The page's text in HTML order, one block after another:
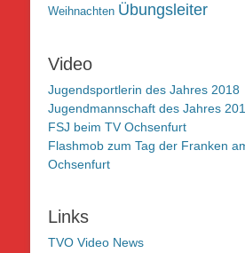
Weihnachten Übungsleiter
Video
Jugendsportlerin des Jahres 2018
Jugendmannschaft des Jahres
FSJ beim TV Ochsenfurt
Flashmob zum Tag der Franken
Ochsenfurt
Links
TVO Video News